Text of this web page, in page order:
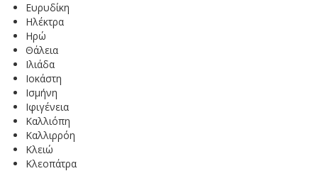
Ευρυδίκη
Ηλέκτρα
Ηρώ
Θάλεια
Ιλιάδα
Ιοκάστη
Ισμήνη
Ιφιγένεια
Καλλιόπη
Καλλιρρόη
Κλειώ
Κλεοπάτρα